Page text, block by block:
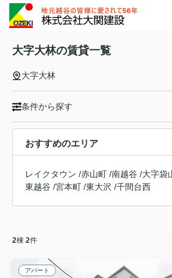
大字大林の賃貸一覧
大字大林
条件から探す
おすすめのエリア
レイクタウン /赤山町 /南越谷 /大字袋
東越谷 /宮本町 /東大沢 /千間台西
2棟 2件
アパート